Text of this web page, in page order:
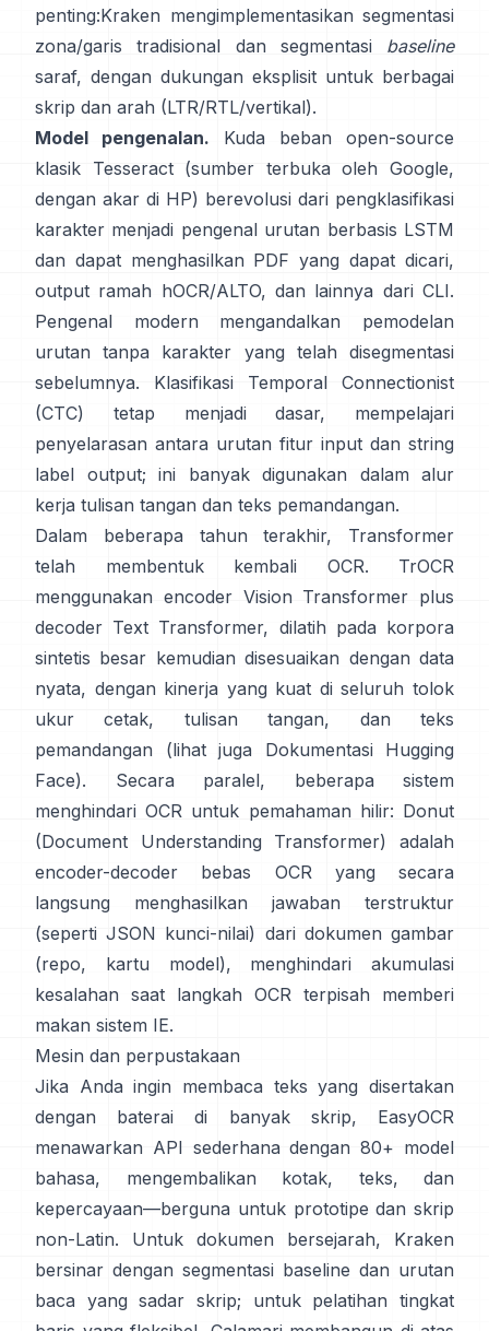
penting:Kraken mengimplementasikan segmentasi
zona/garis tradisional dan segmentasi baseline
saraf, dengan dukungan eksplisit untuk berbagai
skrip dan arah (LTR/RTL/vertikal).
Model pengenalan. Kuda beban open-source
klasik Tesseract (sumber terbuka oleh Google,
dengan akar di HP) berevolusi dari pengklasifikasi
karakter menjadi pengenal urutan berbasis LSTM
dan dapat menghasilkan PDF yang dapat dicari,
output ramah hOCR/ALTO, dan lainnya dari CLI.
Pengenal modern mengandalkan pemodelan
urutan tanpa karakter yang telah disegmentasi
sebelumnya.
Klasifikasi Temporal Connectionist
(CTC)
tetap menjadi dasar, mempelajari
penyelarasan antara urutan fitur input dan string
label output; ini banyak digunakan dalam alur
kerja tulisan tangan dan teks pemandangan.
Dalam beberapa tahun terakhir, Transformer
telah membentuk kembali OCR.
TrOCR
menggunakan encoder Vision Transformer plus
decoder Text Transformer, dilatih pada korpora
sintetis besar kemudian disesuaikan dengan data
nyata, dengan kinerja yang kuat di seluruh tolok
ukur cetak, tulisan tangan, dan teks
pemandangan (lihat juga
Dokumentasi Hugging
Face). Secara paralel, beberapa sistem
menghindari OCR untuk pemahaman hilir: Donut
(Document Understanding Transformer)
adalah
encoder-decoder bebas OCR yang secara
langsung menghasilkan jawaban terstruktur
(seperti JSON kunci-nilai) dari dokumen gambar
(repo, kartu model), menghindari akumulasi
kesalahan saat langkah OCR terpisah memberi
makan sistem IE.
Mesin dan perpustakaan
Jika Anda ingin membaca teks yang disertakan
dengan baterai di banyak skrip,
EasyOCR
menawarkan API sederhana dengan 80+ model
bahasa, mengembalikan kotak, teks, dan
kepercayaan—berguna untuk prototipe dan skrip
non-Latin. Untuk dokumen bersejarah,
Kraken
bersinar dengan segmentasi baseline dan urutan
baca yang sadar skrip; untuk pelatihan tingkat